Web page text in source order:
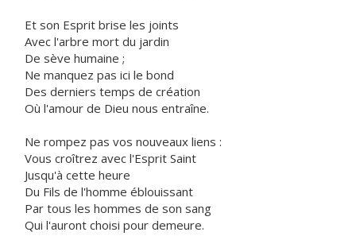
Et son Esprit brise les joints
Avec l'arbre mort du jardin
De sève humaine ;
Ne manquez pas ici le bond
Des derniers temps de création
Où l'amour de Dieu nous entraîne.
Ne rompez pas vos nouveaux liens :
Vous croîtrez avec l'Esprit Saint
Jusqu'à cette heure
Du Fils de l'homme éblouissant
Par tous les hommes de son sang
Qui l'auront choisi pour demeure.